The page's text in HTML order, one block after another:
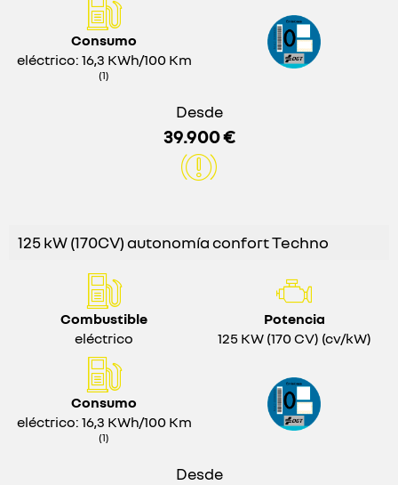
Consumo
eléctrico: 16,3 KWh/100 Km
(1)
Desde
39.900 €
125 kW (170CV) autonomía confort Techno
Combustible
eléctrico
Potencia
125 KW (170 CV) (cv/kW)
Consumo
eléctrico: 16,3 KWh/100 Km
(1)
Desde